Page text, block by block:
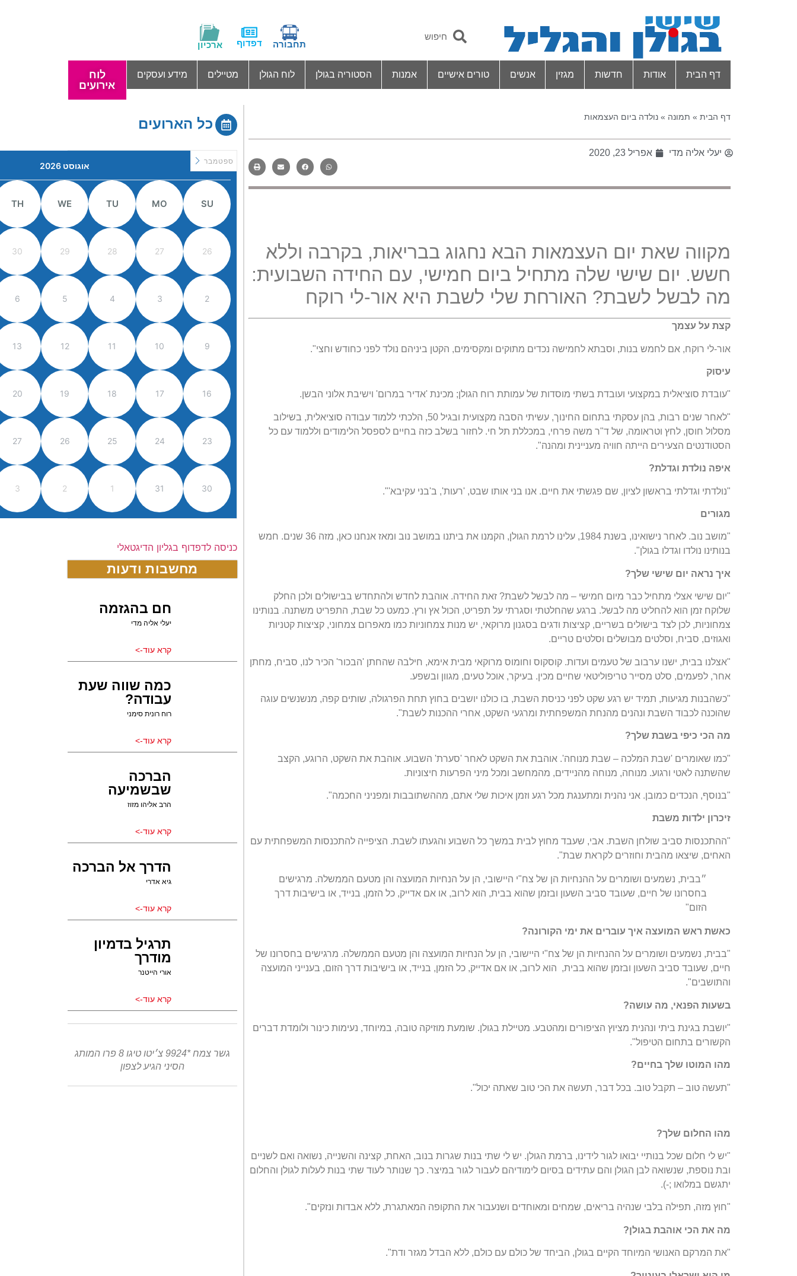
תחבורה דפדוף ארכיון
דף הבית אודות חדשות מגזין אנשים טורים אישיים אמנות הסטוריה בגולן לוח הגולן מטיילים מידע ועסקים
לוח
אירועים
דף הבית » תמונה » נולדה ביום העצמאות
יעלי אליה מדי אפריל 23, 2020
מקווה שאת יום העצמאות הבא נחגוג בבריאות, בקרבה וללא
חשש. יום שישי שלה מתחיל ביום חמישי, עם החידה השבועית:
מה לבשל לשבת? האורחת שלי לשבת היא אור-לי רוקח
קצת על עצמך
אור-לי רוקח, אם לחמש בנות, וסבתא לחמישה נכדים מתוקים ומקסימים, הקטן ביניהם נולד לפני כחודש וחצי".
עיסוק
"עובדת סוציאלית במקצועי ועובדת בשתי מוסדות של עמותת רוח הגולן; מכינת 'אדיר במרום' וישיבת אלוני הבשן.
"לאחר שנים רבות, בהן עסקתי בתחום החינוך, עשיתי הסבה מקצועית ובגיל 50, הלכתי ללמוד עבודה סוציאלית, בשילוב
מסלול חוסן, לחץ וטראומה, של ד"ר משה פרחי, במכללת תל חי. לחזור בשלב כזה בחיים לספסל הלימודים וללמוד עם כל
הסטודנטים הצעירים הייתה חוויה מעניינית ומהנה".
איפה נולדת וגדלת?
"נולדתי וגדלתי בראשון לציון, שם פגשתי את חיים. אנו בני אותו שבט, 'רעות', ב'בני עקיבא'".
מגורים
"מושב נוב. לאחר נישואינו, בשנת 1984, עלינו לרמת הגולן, הקמנו את ביתנו במושב נוב ומאז אנחנו כאן, מזה 36 שנים. חמש
בנותינו נולדו וגדלו בגולן".
איך נראה יום שישי שלך?
"יום שישי אצלי מתחיל כבר מיום חמישי – מה לבשל לשבת? זאת החידה. אוהבת לחדש ולהתחדש בבישולים ולכן החלק
שלוקח זמן הוא להחליט מה לבשל. ברגע שהחלטתי וסגרתי על תפריט, הכול אץ ורץ. כמעט כל שבת, התפריט משתנה. בנותינו
צמחוניות, לכן לצד בישולים בשריים, קציצות ודגים בסגנון מרוקאי, יש מנות צמחוניות כמו מאפרום צמחוני, קציצות קטניות
ואגוזים, סביח, וסלטים מבושלים וסלטים טריים.
"אצלנו בבית, ישנו ערבוב של טעמים ועדות. קוסקוס וחומוס מרוקאי מבית אימא, חילבה שהחתן 'הבכור' הכיר לנו, סביח, מחתן
אחר, לפעמים, סלט מסייר טריפוליטאי שחיים מכין. בעיקר, אוכל טעים, מגוון ובשפע.
"כשהבנות מגיעות, תמיד יש רגע שקט לפני כניסת השבת, בו כולנו יושבים בחוץ תחת הפרגולה, שותים קפה, מנשנשים עוגה
שהוכנה לכבוד השבת ונהנים מהנחת המשפחתית ומרגעי השקט, אחרי ההכנות לשבת".
מה הכי כיפי בשבת שלך?
"כמו שאומרים 'שבת המלכה – שבת מנוחה'. אוהבת את השקט לאחר 'סערת' השבוע. אוהבת את השקט, הרוגע, הקצב
שהשתנה לאטי ורגוע. מנוחה, מנוחה מהניידים, מהמחשב ומכל מיני הפרעות חיצוניות.
"בנוסף, הנכדים כמובן. אני נהנית ומתענגת מכל רגע וזמן איכות שלי אתם, מההשתובבות ומפניני החכמה".
זיכרון ילדות משבת
"ההתכנסות סביב שולחן השבת. אבי, שעבד מחוץ לבית במשך כל השבוע והגעתו לשבת. הציפייה להתכנסות המשפחתית עם
האחים, שיצאו מהבית וחוזרים לקראת שבת".
״בבית, נשמעים ושומרים על ההנחיות הן של צח"י היישובי, הן על הנחיות המועצה והן מטעם הממשלה. מרגישים
בחסרונו של חיים, שעובד סביב השעון ובזמן שהוא בבית, הוא לרוב, או אם אדייק, כל הזמן, בנייד, או בישיבות דרך
הזום"
כאשת ראש המועצה איך עוברים את ימי הקורונה?
"בבית, נשמעים ושומרים על ההנחיות הן של צח"י היישובי, הן על הנחיות המועצה והן מטעם הממשלה. מרגישים בחסרונו של
חיים, שעובד סביב השעון ובזמן שהוא בבית, הוא לרוב, או אם אדייק, כל הזמן, בנייד, או בישיבות דרך הזום, בענייני המועצה
והתושבים".
בשעות הפנאי, מה עושה?
"יושבת בגינת ביתי ונהנית מציוץ הציפורים ומהטבע. מטיילת בגולן. שומעת מוזיקה טובה, במיוחד, נעימות כינור ולומדת דברים
הקשורים בתחום הטיפול".
מהו המוטו שלך בחיים?
"תעשה טוב – תקבל טוב. בכל דבר, תעשה את הכי טוב שאתה יכול".
מהו החלום שלך?
"יש לי חלום שכל בנותיי יבואו לגור לידינו, ברמת הגולן. יש לי שתי בנות שגרות בנוב, האחת, קצינה והשנייה, נשואה ואם לשניים
ובת נוספת, שנשואה לבן הגולן והם עתידים בסיום לימודיהם לעבור לגור במיצר. כך שנותר לעוד שתי בנות לעלות לגולן והחלום
יתגשם במלואו ;-).
"חוץ מזה, תפילה בלבי שנהיה בריאים, שמחים ומאוחדים ושנעבור את התקופה המאתגרת, ללא אבדות ונזקים".
מה את הכי אוהבת בגולן?
"את המרקם האנושי המיוחד הקיים בגולן, הביחד של כולם עם כולם, ללא הבדל מגזר ודת".
כל הארועים
אוגוסט 2026 ספטמבר
SU
MO
TU
WE
TH
26
27
28
29
30
2
3
4
5
6
9
10
11
12
13
16
17
18
19
20
23
24
25
26
27
30
31
1
2
3
כניסה לדפדוף בגליון הדיגטאלי
מחשבות ודעות
חם בהגזמה
יעלי אליה מדי
קרא עוד->
כמה שווה שעת
עבודה?
רוח רונית סימני
קרא עוד->
הברכה
שבשמיעה
הרב אליהו מזוז
קרא עוד->
הדרך אל הברכה
גיא אדרי
קרא עוד->
תרגיל בדמיון
מודרך
אורי הייטנר
קרא עוד->
גשר צמח *9924 צ׳יטו טיגו 8 פרו המותג
הסיני הגיע לצפון